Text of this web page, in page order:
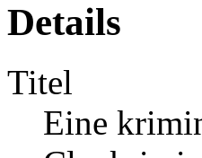
Details
Titel
Eine